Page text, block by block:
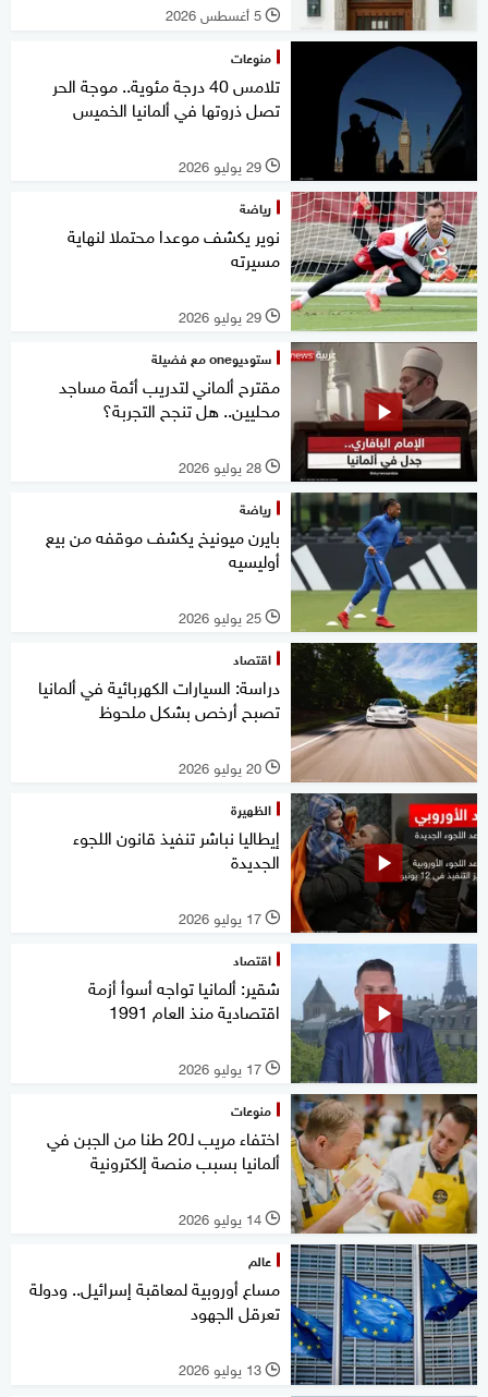
l 5 أغسطس 2026
منوعات
تلامس 40 درجة مئوية.. موجة الحر
تصل ذروتها في ألمانيا الخميس
l 29 يوليو 2026
رياضة
نوير يكشف موعدا محتملا لنهاية
مسيرته
l 29 يوليو 2026
ستوديوone مع فضيلة
مقترح ألماني لتدريب أئمة مساجد
محليين.. هل تنجح التجربة؟
l 28 يوليو 2026
رياضة
بايرن ميونيخ يكشف موقفه من بيع
أوليسيه
l 25 يوليو 2026
اقتصاد
دراسة: السيارات الكهربائية في ألمانيا
تصبح أرخص بشكل ملحوظ
l 20 يوليو 2026
الظهيرة
إيطاليا نباشر تنفيذ قانون اللجوء
الجديدة
l 17 يوليو 2026
اقتصاد
شقير: ألمانيا تواجه أسوأ أزمة
اقتصادية منذ العام 1991
l 17 يوليو 2026
منوعات
اختفاء مريب لـ20 طنا من الجبن في
ألمانيا بسبب منصة إلكترونية
l 14 يوليو 2026
عالم
مساع أوروبية لمعاقبة إسرائيل.. ودولة
تعرقل الجهود
l 13 يوليو 2026